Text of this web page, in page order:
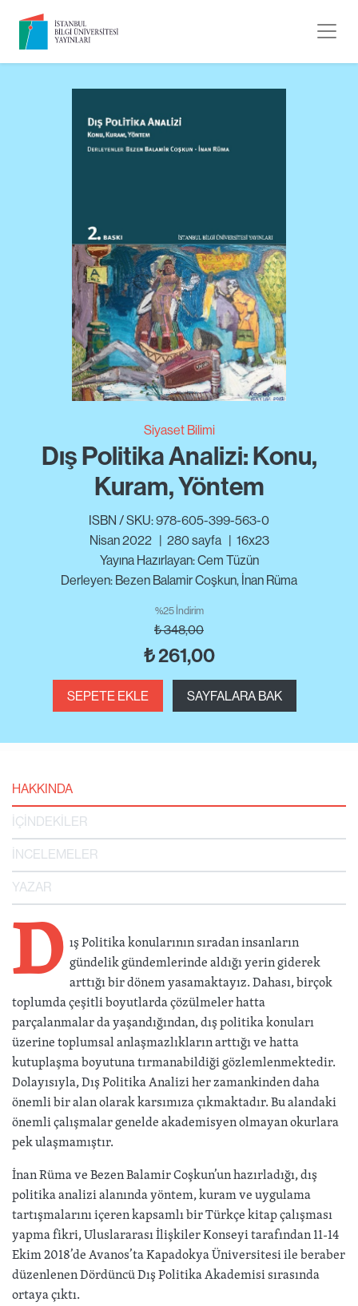
Siyaset Bilimi
Dış Politika Analizi: Konu,
Kuram, Yöntem
ISBN / SKU: 978-605-399-563-0
Nisan 2022 | 280sayfa | 16x23
Yayına Hazırlayan: Cem Tüzün
Derleyen: Bezen Balamir Coşkun, İnan Rüma
%25 İndirim
₺348,00
₺261,00
SEPETE EKLE SAYFALARA BAK
HAKKINDA
İÇİNDEKİLER
İNCELEMELER
YAZAR
Dış Politika konularının sıradan insanların
gündelik gündemlerinde aldığı yerin giderek
arttığı bir dönem yasamaktayız. Dahası, birçok
toplumda çeşitli boyutlarda çözülmeler hatta
parçalanmalar da yaşandığından, dış politika konuları
üzerine toplumsal anlaşmazlıkların arttığı ve hatta
kutuplaşma boyutuna tırmanabildiği gözlemlenmektedir.
Dolayısıyla, Dış Politika Analizi her zamankinden daha
önemli bir alan olarak karsımıza çıkmaktadır. Bu alandaki
önemli çalışmalar genelde akademisyen olmayan okurlara
pek ulaşmamıştır.
İnan Rüma ve Bezen Balamir Coşkun’un hazırladığı, dış
politika analizi alanında yöntem, kuram ve uygulama
tartışmalarını içeren kapsamlı bir Türkçe kitap çalışması
yapma fikri, Uluslararası İlişkiler Konseyi tarafından 11-14
Ekim 2018’de Avanos’ta Kapadokya Üniversitesi ile beraber
düzenlenen Dördüncü Dış Politika Akademisi sırasında
ortaya çıktı.